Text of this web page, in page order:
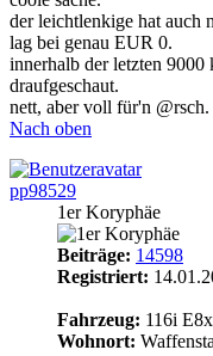
der leichtlenkige hat auch
lag bei genau EUR 0.
innerhalb der letzten 9000
draufgeschaut.
nett, aber voll für'n @rsch.
Nach oben
pp98529
1er Koryphäe
Beiträge: 14598
Registriert:
Fahrzeug: 116i E8x
Wohnort: